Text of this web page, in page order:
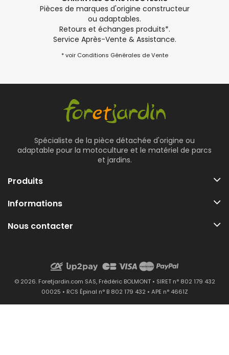
Pièces de marques d'origine constructeur
ou adaptables.
Retours et échanges produits*.
Service Après-Vente & Assistance.
* voir Conditions Générales de Vente
Spécialiste de la pièce détachée d'origine ou
adaptable pour la motoculture et le matériel de parcs
et jardins.
Produits
Informations
Nous contacter
© 2026. Foretjardin.com SAS, Frédéric BOLMONT • SIRET n° 802 179 432
00025 • RCS Épinal n° B 802 179 432 • APE n° 4661Z